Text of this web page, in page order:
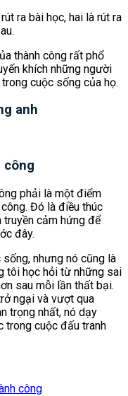
ra bài học, hai là rút ra
thành công rất phổ
khích những người
cuộc sống của họ.
anh
công
phải là một điểm
Đó là điều thúc
cảm hứng để
đây.
nhưng nó cũng là
tôi học hỏi từ những sai
sau mỗi lần thất bại.
ngại và vượt qua
trọng nhất, nó dạy
trong cuộc đấu tranh
công